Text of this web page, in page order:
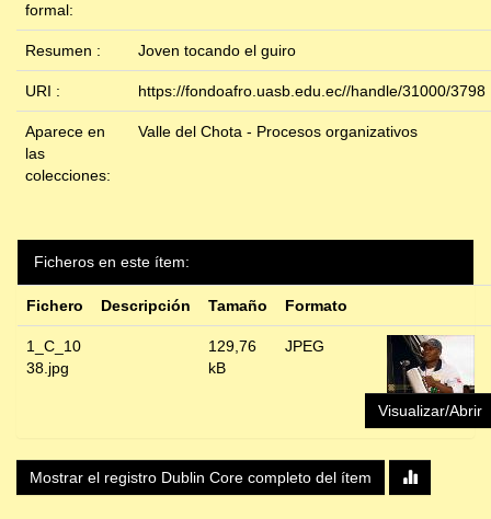
formal:
Resumen : Joven tocando el guiro
URI : https://fondoafro.uasb.edu.ec//handle/31000/3798
Aparece en
las
colecciones:
Valle del Chota - Procesos organizativos
Ficheros en este ítem:
Fichero Descripción Tamaño Formato
1_C_10
38.jpg
129,76
kB
JPEG
Visualizar/Abrir
Mostrar el registro Dublin Core completo del ítem